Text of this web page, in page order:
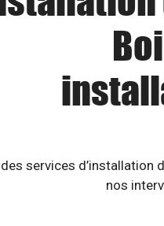
services
nos